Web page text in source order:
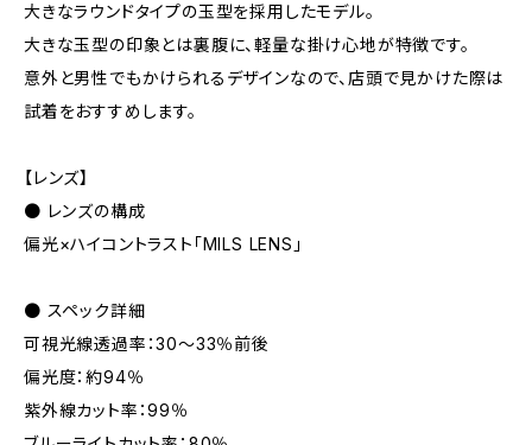
大きなラウンドタイプの玉型を採用したモデル。
大きな玉型の印象とは裏腹に、軽量な掛け心地が特徴です。
意外と男性でもかけられるデザインなので、店頭で見かけた際は
試着をおすすめします。
【レンズ】
● レンズの構成
偏光×ハイコントラスト「MILS LENS」
● スペック詳細
可視光線透過率：30～33％前後
偏光度：約94％
紫外線カット率：99％